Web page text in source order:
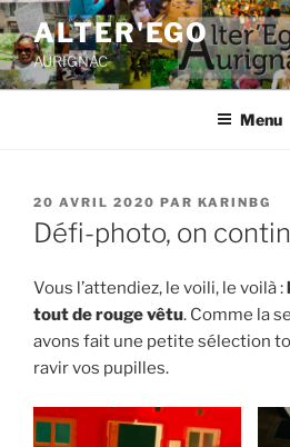
ALTER'EGO
AURIGNAC
Menu
20 AVRIL 2020 PAR KARINBG
Défi-photo, on
Vous l’attendiez, le voili, le voilà :
tout de rouge vêtu. Comme la
avons fait une petite sélection
ravir vos pupilles.